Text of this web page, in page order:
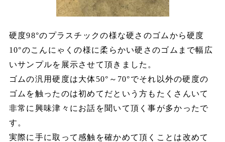
硬度98°のプラスチックの様な硬さのゴムから硬度
10°のこんにゃくの様に柔らかい硬さのゴムまで幅広
いサンプルを展示させて頂きました。
ゴムの汎用硬度は大体50°～70°でそれ以外の硬度の
ゴムを触ったのは初めてだという方もたくさんいて
非常に興味津々にお話を聞いて頂く事が多かったで
す。
実際に手に取って感触を確かめて頂くことは改めて